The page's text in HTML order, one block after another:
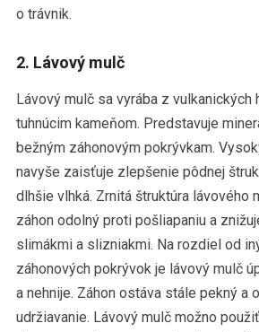
o trávnik.
2. Lávový mulč
Lávový mulč sa vyrába z vulkanických
tuhnúcim kameňom. Predstavuje
bežným záhonovým pokrývkam.
navyše zaisťuje zlepšenie pôdnej
dlhšie vlhká. Zrnitá štruktúra lávového
záhon odolný proti pošliapaniu a
slimákmi a slizniakmi. Na rozdiel od
záhonových pokrývok je lávový mulč
a nehnije. Záhon ostáva stále pekný a
udržiavanie. Lávový mulč možno